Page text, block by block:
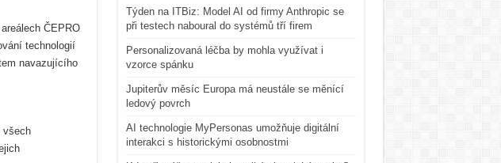
ČEPRO
technologií
navazujícího
všech
Týden na ITBiz: Model AI od firmy Anthropic se
při testech naboural do systémů tří firem
Personalizovaná léčba by mohla využívat i
vzorce spánku
Jupiterův měsíc Europa má neustále se měnící
ledový povrch
AI technologie MyPersonas umožňuje digitální
interakci s historickými osobnostmi